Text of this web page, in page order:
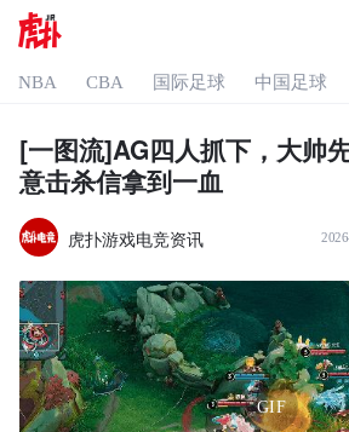
NBA CBA 国际足球 中国足球
[一图流]AG四人抓下，大帅
意击杀信拿到一血
虎扑游戏电竞资讯
GIF